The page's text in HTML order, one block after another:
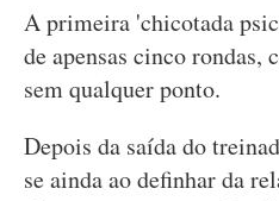
A primeira 'chicotada
de apensas cinco
sem qualquer ponto.
Depois da saída do
se ainda ao definhar da